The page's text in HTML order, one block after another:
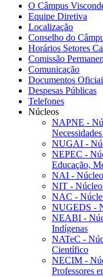
O Câmpus
Equipe Diretiva
Localização
Conselho do
Horários Setores
Comissão
Comunicação
Documentos
Despesas Públicas
Telefones
Núcleos
NAPNE -
NUGAI -
NEPEC -
Educação,
NAI - Núcleo
NIT - Núcleo
NAC -
NUGEDS -
NEABI -
Indígenas
NATeC -
Científico
NECIM -
Professores